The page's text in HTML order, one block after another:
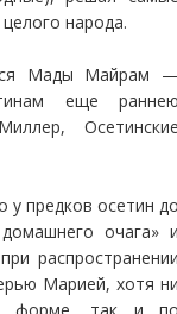
народа.
Мады Майрам
еще
предков осетин
очага»
Марией, хотя